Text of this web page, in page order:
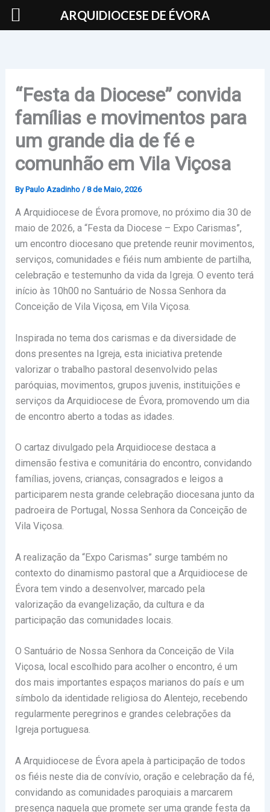
Skip
“Festa da Diocese” convida
famílias e movimentos para
um grande dia de fé e
comunhão em Vila Viçosa
By Paulo Azadinho /8 de Maio, 2026
A Arquidiocese de Évora promove, no próximo dia 30 de
maio de 2026, a “Festa da Diocese – Expo Carismas”,
um encontro diocesano que pretende reunir movimentos,
serviços, comunidades e fiéis num ambiente de partilha,
celebração e testemunho da vida da Igreja. O evento terá
início às 10h00 no Santuário de Nossa Senhora da
Conceição de Vila Viçosa, em Vila Viçosa.
Inspirada no tema dos carismas e da diversidade de
dons presentes na Igreja, esta iniciativa pretende
valorizar o trabalho pastoral desenvolvido pelas
paróquias, movimentos, grupos juvenis, instituições e
serviços da Arquidiocese de Évora, promovendo um dia
de encontro aberto a todas as idades.
O cartaz divulgado pela Arquidiocese destaca a
dimensão festiva e comunitária do encontro, convidando
famílias, jovens, crianças, consagrados e leigos a
participarem nesta grande celebração diocesana junto da
padroeira de Portugal, Nossa Senhora da Conceição de
Vila Viçosa.
A realização da “Expo Carismas” surge também no
contexto do dinamismo pastoral que a Arquidiocese de
Évora tem vindo a desenvolver, marcado pela
valorização da evangelização, da cultura e da
participação das comunidades locais.
O Santuário de Nossa Senhora da Conceição de Vila
Viçosa, local escolhido para acolher o encontro, é um
dos mais importantes espaços marianos do país e um
símbolo da identidade religiosa do Alentejo, recebendo
regularmente peregrinos e grandes celebrações da
Igreja portuguesa.
A Arquidiocese de Évora apela à participação de todos
os fiéis neste dia de convívio, oração e celebração da fé,
convidando as comunidades paroquiais a marcarem
presença naquela que promete ser uma grande festa da
ARQUIDIOCESE DE ÉVORA